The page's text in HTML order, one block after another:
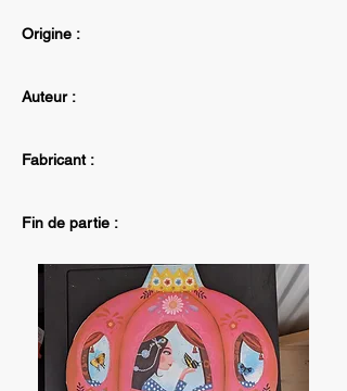
Origine :
Auteur :
Fabricant :
Fin de partie :